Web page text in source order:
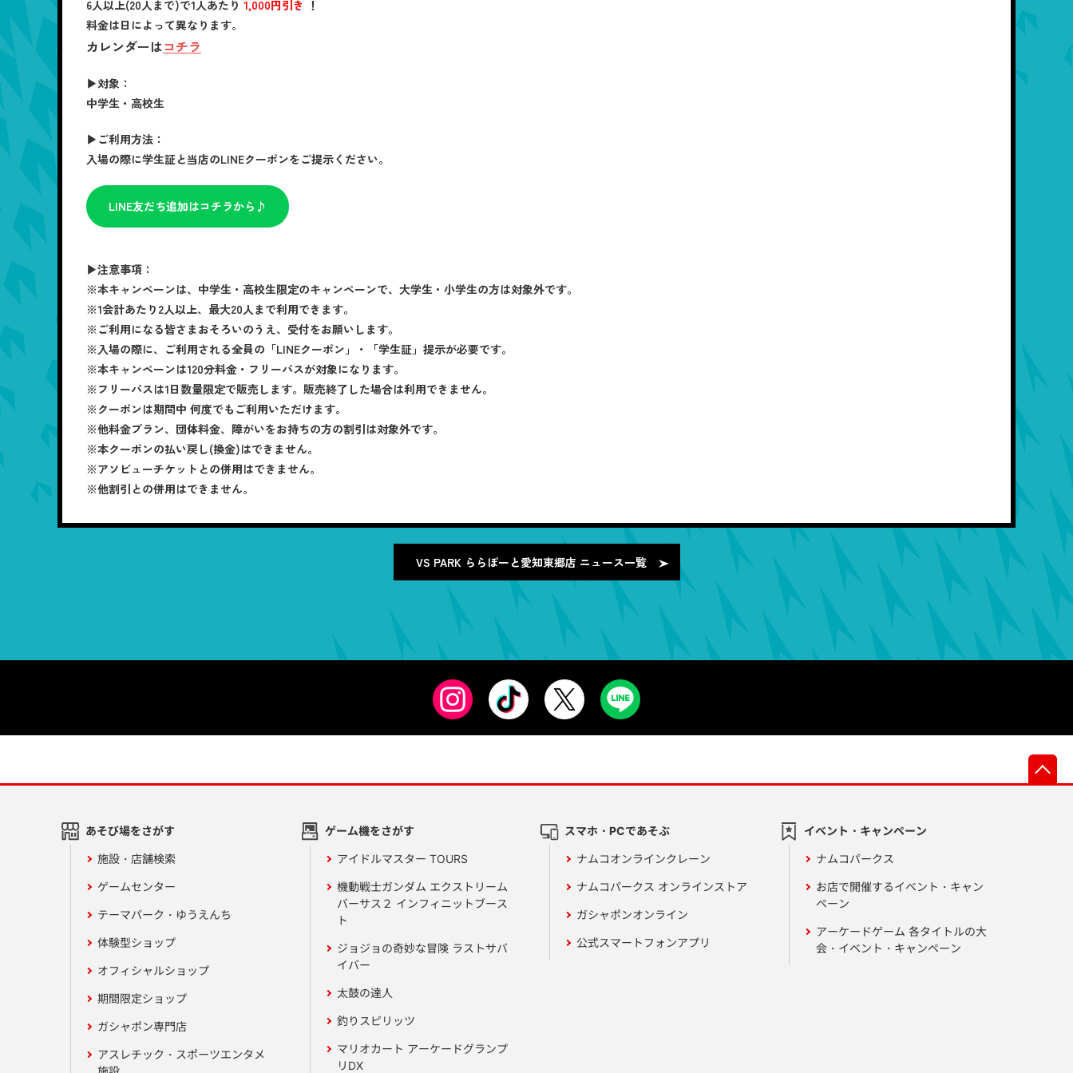
6人以上(20人まで)で1人あたり 1,000円引き ！
料金は日によって異なります。
カレンダーはコチラ
▶対象：
中学生・高校生
▶ご利用方法：
入場の際に学生証と当店のLINEクーポンをご提示ください。
LINE友だち追加はコチラから♪
▶注意事項：
※本キャンペーンは、中学生・高校生限定のキャンペーンで、大学生・小学生の方は対象外です。
※1会計あたり2人以上、最大20人まで利用できます。
※ご利用になる皆さまおそろいのうえ、受付をお願いします。
※入場の際に、ご利用される全員の「LINEクーポン」・「学生証」提示が必要です。
※本キャンペーンは120分料金・フリーパスが対象になります。
※フリーパスは1日数量限定で販売します。販売終了した場合は利用できません。
※クーポンは期間中 何度でもご利用いただけます。
※他料金プラン、団体料金、障がいをお持ちの方の割引は対象外です。
※本クーポンの払い戻し(換金)はできません。
※アソビューチケットとの併用はできません。
※他割引との併用はできません。
VS PARK ららぽーと愛知東郷店 ニュース一覧
あそび場をさがす
施設・店舗検索
ゲームセンター
テーマパーク・ゆうえんち
体験型ショップ
オフィシャルショップ
期間限定ショップ
ガシャポン専門店
アスレチック・スポーツエンタメ
ゲーム機をさがす
アイドルマスター TOURS
機動戦士ガンダム エクストリーム
バーサス２ インフィニットブース
ト
ジョジョの奇妙な冒険 ラストサバ
イバー
太鼓の達人
釣りスピリッツ
マリオカート アーケードグランプ
リDX
スマホ・PCであそぶ
ナムコオンラインクレーン
ナムコパークス オンラインストア
ガシャポンオンライン
公式スマートフォンアプリ
イベント・キャンペーン
ナムコパークス
お店で開催するイベント・キャン
ペーン
アーケードゲーム 各タイトルの大
会・イベント・キャンペーン